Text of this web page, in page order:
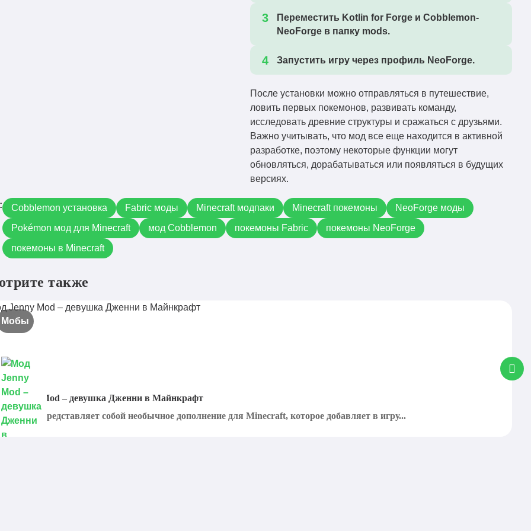
Переместить Kotlin for Forge и Cobblemon-
NeoForge в папку mods.
Запустить игру через профиль NeoForge.
После установки можно отправляться в путешествие,
ловить первых покемонов, развивать команду,
исследовать древние структуры и сражаться с друзьями.
Важно учитывать, что мод все еще находится в активной
разработке, поэтому некоторые функции могут
обновляться, дорабатываться или появляться в будущих
версиях.
Cobblemon установка Fabric моды Minecraft модпаки Minecraft покемоны
NeoForge моды
Pokémon мод для Minecraft
мод Cobblemon покемоны Fabric
покемоны NeoForge
покемоны в Minecraft
также
Мобы
Jenny Mod – девушка Дженни в Майнкрафт
Mod представляет собой необычное дополнение для Minecraft, которое добавляет в игру...